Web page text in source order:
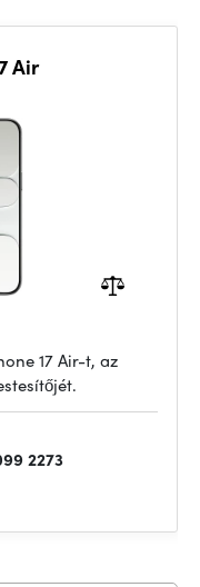
Air
17 Air-t, az
2273